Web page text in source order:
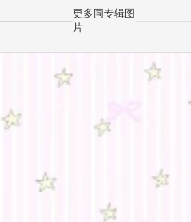
更多同专辑图
片